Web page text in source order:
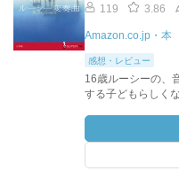
119 3.86
Amazon.co.jp・本
感想・レビュー
16歳ルーシーの、
する子どもらしく